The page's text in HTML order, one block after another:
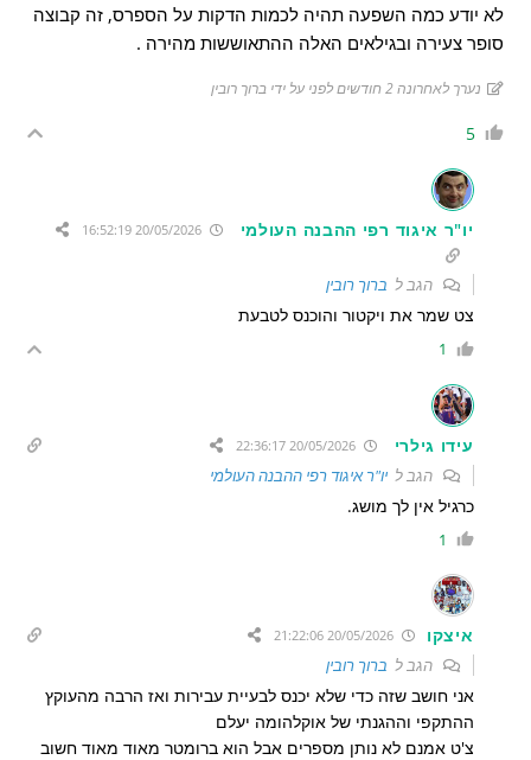
לא יודע כמה השפעה תהיה לכמות הדקות על הספרס, זה קבוצה
סופר צעירה ובגילאים האלה ההתאוששות מהירה .
נערך לאחרונה 2 חודשים לפני על ידי ברוך רובין
5
יו"ר איגוד רפי ההבנה העולמי 20/05/2026 16:52:19
הגב ל ברוך רובין
צט שמר את ויקטור והוכנס לטבעת
1
עידו גילרי 20/05/2026 22:36:17
הגב ליו"ר איגוד רפי ההבנה העולמי
כרגיל אין לך מושג.
1
איצקו
הגב ל ברוך רובין
אני חושב שזה כדי שלא יכנס לבעיית עבירות ואז הרבה מהעוקץ
ההתקפי וההגנתי של אוקלהומה יעלם
צ'ט אמנם לא נותן מספרים אבל הוא ברומטר מאוד מאוד חשוב